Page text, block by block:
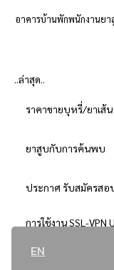
EN
อาคารบ้านพักพนักงานยา
..ล่าสุด..
ราคาขายบุหรี่/ยาเส้น
ยาสูบกับการค้นพบ
ประกาศ รับสมัครสอ
การใช้งาน SSL-
..ยอดนิยม..